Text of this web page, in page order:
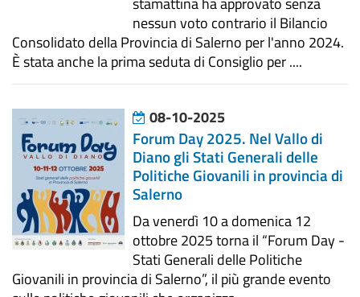
nessun voto contrario il Bilancio
Consolidato della Provincia di Salerno per l'anno 2024.
È stata anche la prima seduta di Consiglio per ....
08-10-2025
Forum Day 2025. Nel Vallo di
Diano gli Stati Generali delle
Politiche Giovanili in provincia di
Salerno
Da venerdì 10 a domenica 12
ottobre 2025 torna il “Forum Day -
Stati Generali delle Politiche
Giovanili in provincia di Salerno”, il più grande evento